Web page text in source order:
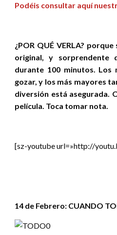
Podéis consultar aquí
¿POR QUÉ VERLA?
original, y sorprendente
durante 100 minutos. Los
gozar, y los más mayores
diversión está asegurada.
película. Toca tomar nota.
[sz-youtube url=»http://
14 de Febrero: CUANDO